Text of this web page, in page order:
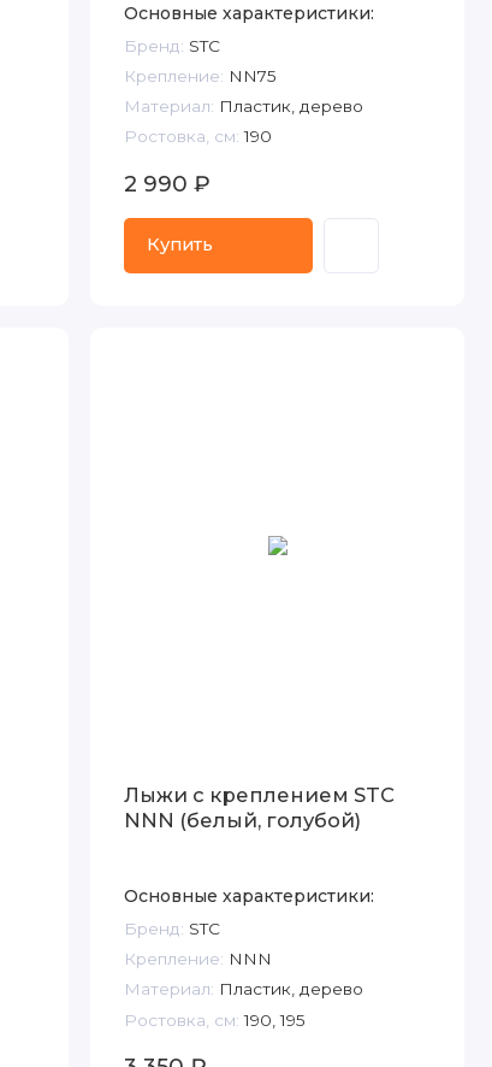
Основные характеристики:
Бренд: STC
Крепление: NN75
Материал: Пластик, дерево
Ростовка, см: 190
2 990 ₽
Купить
Лыжи с креплением STC
NNN (белый, голубой)
Основные характеристики:
Бренд: STC
Крепление: NNN
Материал: Пластик, дерево
Ростовка, см: 190, 195